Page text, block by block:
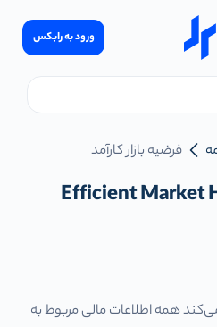
ورود به رابکس
فرضیه بازار کارآمد
Efficient Market
همه اطلاعات مالی مربوط به